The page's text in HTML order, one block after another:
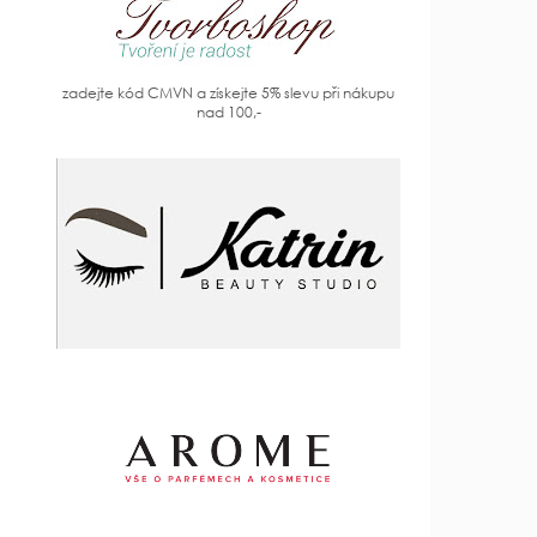
zadejte kód CMVN a získejte 5% slevu při nákupu
nad 100,-